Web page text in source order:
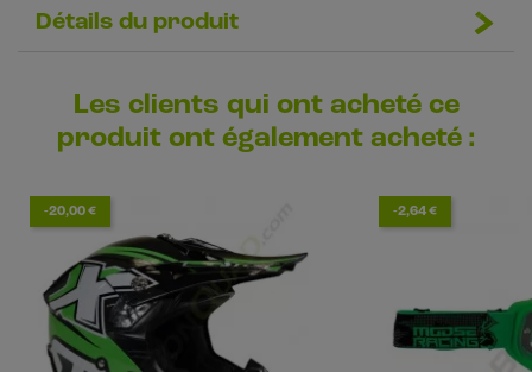
Détails du produit
Les clients qui ont acheté ce
produit ont également acheté :
-20,00 € -2,64 €